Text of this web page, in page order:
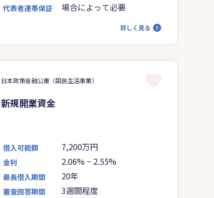
代表者連帯保証 場合によって必要
詳しく見る
日本政策金融公庫（国民生活事業）
新規開業資金
借入可能額 7,200万円
金利 2.06% ~ 2.55%
最長借入期間 20年
審査回答期間 3週間程度